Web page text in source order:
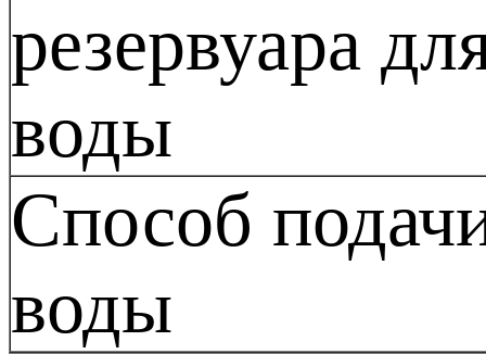
резервуара
воды
Способ
воды